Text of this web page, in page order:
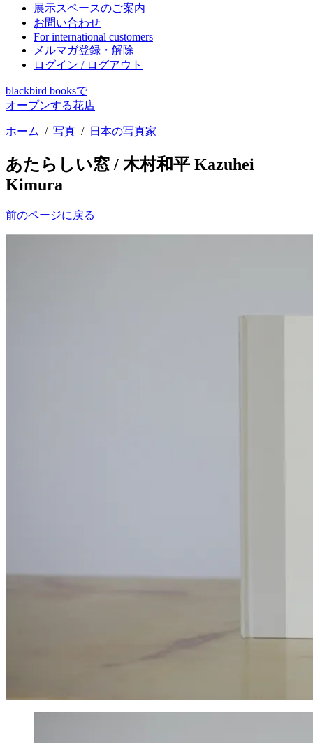
展示スペースのご案内
お問い合わせ
For international customers
メルマガ登録・解除
ログイン / ログアウト
blackbird booksで
オープンする花店
ホーム / 写真 / 日本の写真家
あたらしい窓 / 木村和平 Kazuhei
Kimura
前のページに戻る